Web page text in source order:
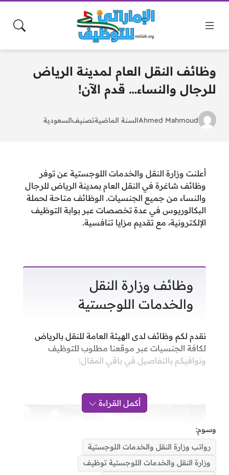
وظائف النقل العام لمدينة الرياض
للرجال والنساء… قدم الآن!
Ahmed Mahmoudالسنة الماضيةتصنيفالسعودية
أعلنت وزارة النقل والخدمات اللوجستية عن توفر
وظائف شاغرة في النقل العام بمدينة الرياض للرجال
والنساء من جميع الجنسيات. الوظائف متاحة لحملة
البكالوريوس في عدة تخصصات عبر بوابة التوظيف
الإلكترونية، مع تقديم مزايا تنافسية.
وظائف وزارة النقل
والخدمات اللوجستية
نقدم لكم وظائف لدى الهيئة العامة للنقل بالرياض
لكافة الجنسيات عبر موقعنا مطلوب للتوظيف
ونوافيكم بالتفاصيل في باقي المقال:
أكمل القراءة
وسوم:
رواتب وزارة النقل والخدمات اللوجستية
وزارة النقل والخدمات اللوجستية توظيف